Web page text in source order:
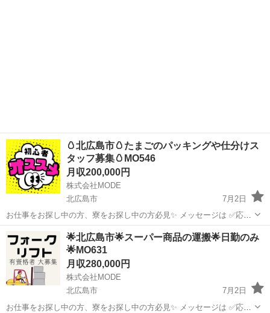
🥚北広島市🥚たまごのパッキングや仕分けス
タッフ募集🥚MO546
月収200,000円
株式会社MODE
北広島市
7月2日
お仕事をお探し中の方、寮をお探し中の方必見✨ メッセージは ✅応募
フロー✅を入力してからお願いします。 ＜お仕事内容＞ たまごの出荷
作業に携わっていただきます！ ・卵(鶏卵)の検品 ・パッキング ・...
北広島市 その他
🌟北広島市🌟スーパー商品の運搬🌟日勤のみ
🌟MO631
月収280,000円
株式会社MODE
北広島市
7月2日
お仕事をお探し中の方、寮をお探し中の方必見✨ メッセージは ✅応募